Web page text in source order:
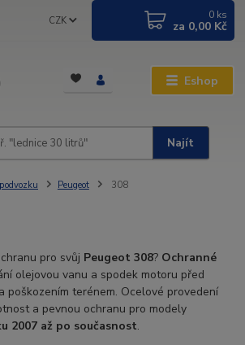
Eshop
CZK
Najít
0 ks
za 0,00 Kč
Peugeot 308
pro svůj Peugeot 308? Ochranné
olejovou vanu a spodek motoru před
poškozením terénem. Ocelové provedení
a pevnou ochranu pro modely
2007 až po současnost.